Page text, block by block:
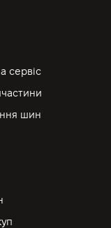
сервіс
шин